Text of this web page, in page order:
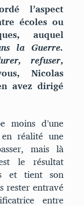
l’aspect
écoles ou
auquel
la Guerre.
refuser,
Nicolas
avez dirigé
moins d’une
réalité une
mais là
le résultat
et tient son
rester entravé
entre